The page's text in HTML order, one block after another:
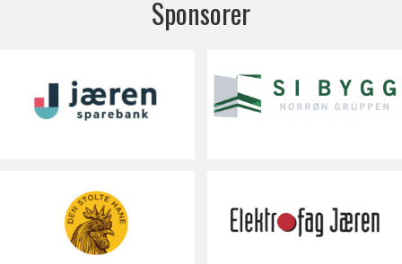
Sponsorer